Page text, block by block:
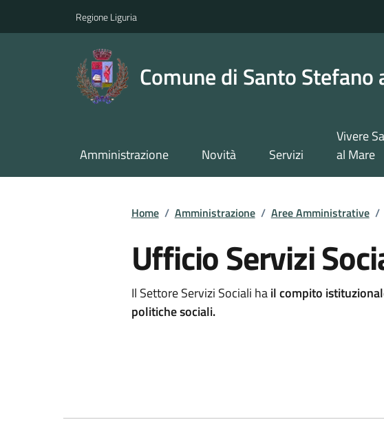
Regione Liguria
Comune di Santo Stefano
Amministrazione Novità Servizi
Vivere
al Mare
Home / Amministrazione / Aree Amministrative /
Ufficio Servizi
Il Settore Servizi Sociali hail compito
politiche sociali.